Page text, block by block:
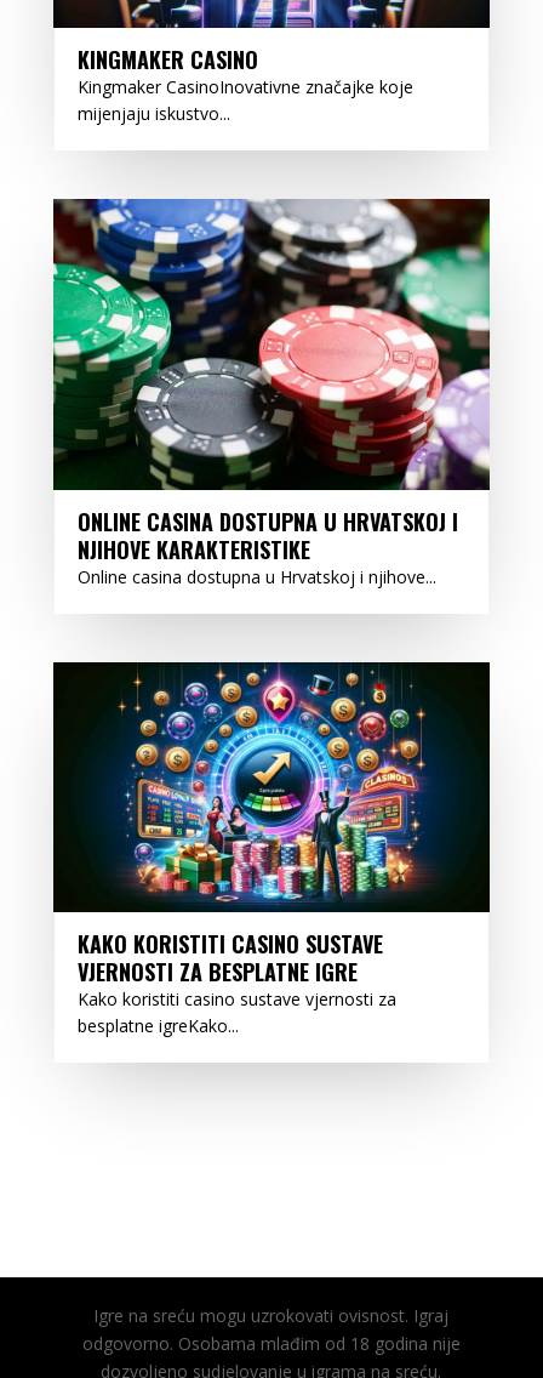
KINGMAKER CASINO
Kingmaker CasinoInovativne značajke koje
mijenjaju iskustvo...
ONLINE CASINA DOSTUPNA U HRVATSKOJ I
NJIHOVE KARAKTERISTIKE
Online casina dostupna u Hrvatskoj i njihove...
KAKO KORISTITI CASINO SUSTAVE
VJERNOSTI ZA BESPLATNE IGRE
Kako koristiti casino sustave vjernosti za
besplatne igreKako...
Igre na sreću mogu uzrokovati ovisnost. Igraj
odgovorno. Osobama mlađim od 18 godina nije
dozvoljeno sudjelovanje u igrama na sreću.